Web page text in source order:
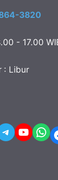
3820
- 17.00
: Libur
Telegram